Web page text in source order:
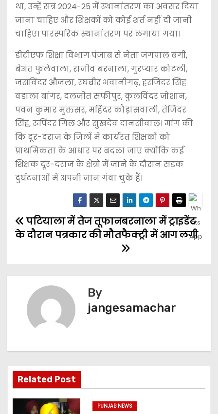
था, उन्हें सत्र 2024-25 में स्थानांतरण का अवसर दिया
जाना चाहिए और शिक्षकों को कोई शर्त नहीं दी जानी
चाहिए। पारस्परिक स्थानांतरण पर लगाया गया।
डीटीएफ शिक्षा विभाग पंजाब से नेता जगपाल बंगी,
बेअंत फुलेवाला, राजीव बरनाला, गुरप्यार कोटली,
जसविंदर औजला, रघबीर भवानीगढ़, हरजिंदर सिंह
वडाला बांगर, दलजीत सफीपुर, कुलविंदर जोशान,
पवन कुमार मुक्तसर, महिंदर कौड़ासवाली, तेजिंदर
सिंह, रूपिंदर गिल और सुखदेव दानसीवाल। मांग की
कि दूर-दराज के जिलों में कार्यरत शिक्षकों को
प्राथमिकता के आधार पर बदला जाए क्योंकि कई
शिक्षक दूर-दराज के क्षेत्रों में जाने के दौरान सड़क
दुर्घटनाओं में अपनी जान गंवा चुके हैं।
बरनाला में ट्राइडेंट
फैक्ट्री में आग लगी
पटियाला में तेज तूफान
के दौरान पत्रकार की मौत
By
jangesamachar
Related Post
PUNJAB NEWS